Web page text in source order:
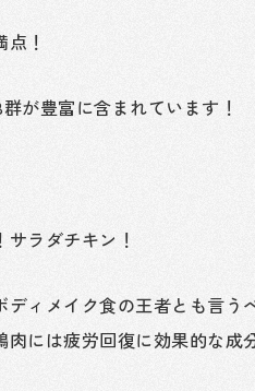
！
が豊富に含まれています！
ラダチキン！
ィメイク食の王者とも言う
肉には疲労回復に効果的な成